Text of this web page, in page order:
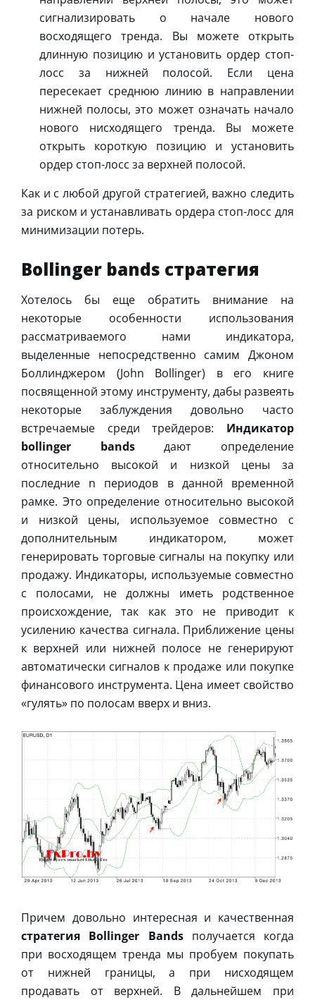
сигнализировать о начале нового
восходящего тренда. Вы можете открыть
длинную позицию и установить ордер стоп-
лосс за нижней полосой. Если цена
пересекает среднюю линию в направлении
нижней полосы, это может означать начало
нового нисходящего тренда. Вы можете
открыть короткую позицию и установить
ордер стоп-лосс за верхней полосой.
Как и с любой другой стратегией, важно следить
за риском и устанавливать ордера стоп-лосс для
минимизации потерь.
Bollinger bands стратегия
Хотелось бы еще обратить внимание на
некоторые особенности использования
рассматриваемого нами индикатора,
выделенные непосредственно самим Джоном
Боллинджером (John Bollinger) в его книге
посвященной этому инструменту, дабы развеять
некоторые заблуждения довольно часто
встречаемые среди трейдеров: Индикатор
bollinger bandsдают определение
относительно высокой и низкой цены за
последние n периодов в данной временной
рамке. Это определение относительно высокой
и низкой цены, используемое совместно с
дополнительным индикатором, может
генерировать торговые сигналы на покупку или
продажу. Индикаторы, используемые совместно
с полосами, не должны иметь родственное
происхождение, так как это не приводит к
усилению качества сигнала. Приближение цены
к верхней или нижней полосе не генерируют
автоматически сигналов к продаже или покупке
финансового инструмента. Цена имеет свойство
«гулять» по полосам вверх и вниз.
Причем довольно интересная и качественная
стратегия Bollinger Bands получается когда
при восходящем тренда мы пробуем покупать
от нижней границы, а при нисходящем
продавать от верхней. В дальнейшем при